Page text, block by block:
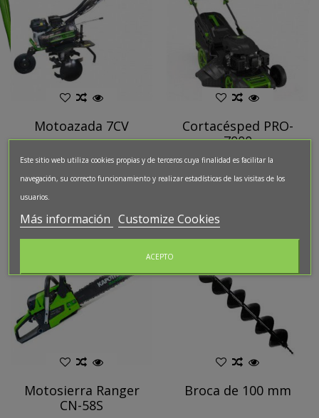
Motoazada 7CV
7CV
Cortacésped PRO-
7000
PRO7000
Motosierra Ranger
CN-58S
Broca de 100 mm
Este sitio web utiliza cookies propias y de terceros cuya finalidad es facilitar la
navegación, su correcto funcionamiento y realizar estadísticas de las visitas de los
usuarios.
Más información Customize Cookies
ACEPTO